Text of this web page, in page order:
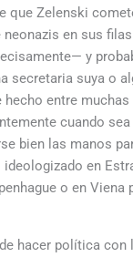
que Zelenski
neonazis en sus
y
secretaria suya o
hecho entre
cuando
bien las manos
ideologizado en
o en Viena
hacer política con